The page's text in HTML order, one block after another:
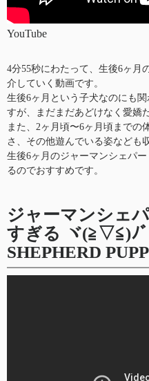
YouTube
4分55秒にわたって、生後6ヶ月
介していく動画です。
生後6ヶ月という子犬なのにも
すが、まだまだあどけなく愛嬌
また、2ヶ月頃〜6ヶ月頃までの
さ、その他遊んでいる姿なども
生後6ヶ月のジャーマンシェパ
るのでおすすめです。
ジャーマンシェ
すぎる ヾ(≧▽≦)ﾉ
SHEPHERD